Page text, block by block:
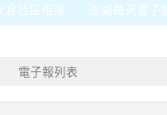
倉社區相簿 澎湖每天電子
電子報列表